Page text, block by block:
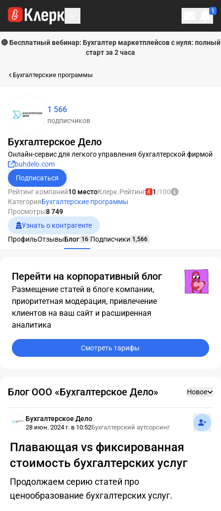
1
🔴 Бесплатный вебинар: Бухгалтер маркетплейсов с нуля: полный
старт за 2 часа
Бухгалтерские программы
1 566
подписчиков
Бухгалтерское Дело
Онлайн-сервис для легкого управления бухгалтерской фирмой
buhdelo.com
Подписаться
Рейтинг компаний10 местоКлерк.Рейтинг 1/100
КатегорияБухгалтерские программы
Просмотры8 749
Узнать о контрагенте
ПрофильОтзывыБлог 16 Подписчики 1,566
Перейти на корпоративный блог
Размещение статей в блоге компании,
приоритетная модерация, привлечение
клиентов на ваш сайт и расширенная
аналитика
Смотреть тарифы
Блог ООО «Бухгалтерское Дело» Новое
Бухгалтерское Дело
28 июн. 2024 г. в 10:52Бухгалтерский аутсорсинг
Плавающая vs фиксированная
стоимость бухгалтерских услуг
Продолжаем серию статей про
ценообразование бухгалтерских услуг.